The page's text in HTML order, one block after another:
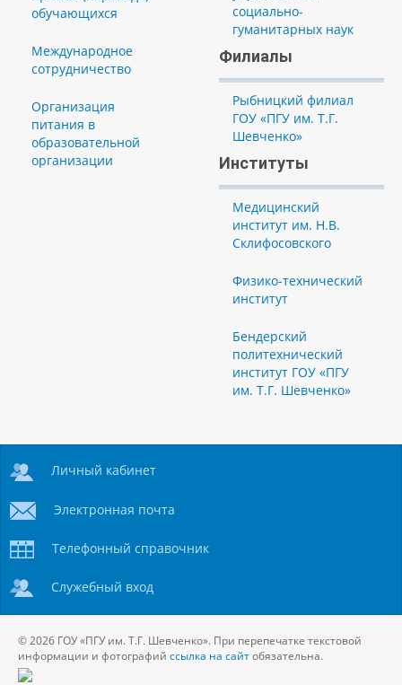
обучающихся
Международное
сотрудничество
Организация
питания в
образовательной
организации
социально-
гуманитарных наук
Филиалы
Рыбницкий филиал
ГОУ «ПГУ им. Т.Г.
Шевченко»
Институты
Медицинский
институт им. Н.В.
Склифосовского
Физико-технический
институт
Бендерский
политехнический
институт ГОУ «ПГУ
им. Т.Г. Шевченко»
Личный кабинет
Электронная почта
Телефонный справочник
Служебный вход
© 2026 ГОУ «ПГУ им. Т.Г. Шевченко». При перепечатке текстовой
информации и фотографий ссылка на сайтобязательна.